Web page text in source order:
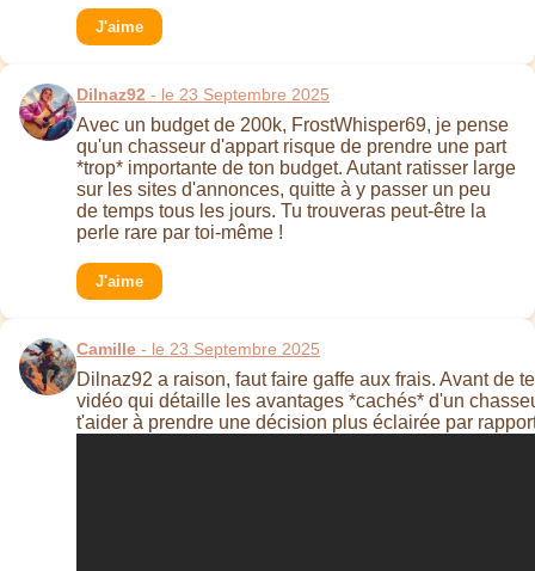
J'aime
Dilnaz92 - le 23 Septembre 2025
Avec un budget de 200k, FrostWhisper69, je pense
qu'un chasseur d'appart risque de prendre une part
*trop* importante de ton budget. Autant ratisser large
sur les sites d'annonces, quitte à y passer un peu
de temps tous les jours. Tu trouveras peut-être la
perle rare par toi-même !
J'aime
Camille - le 23 Septembre 2025
Dilnaz92 a raison, faut faire gaffe aux frais. Avant de
vidéo qui détaille les avantages *cachés* d'un
t'aider à prendre une décision plus éclairée par